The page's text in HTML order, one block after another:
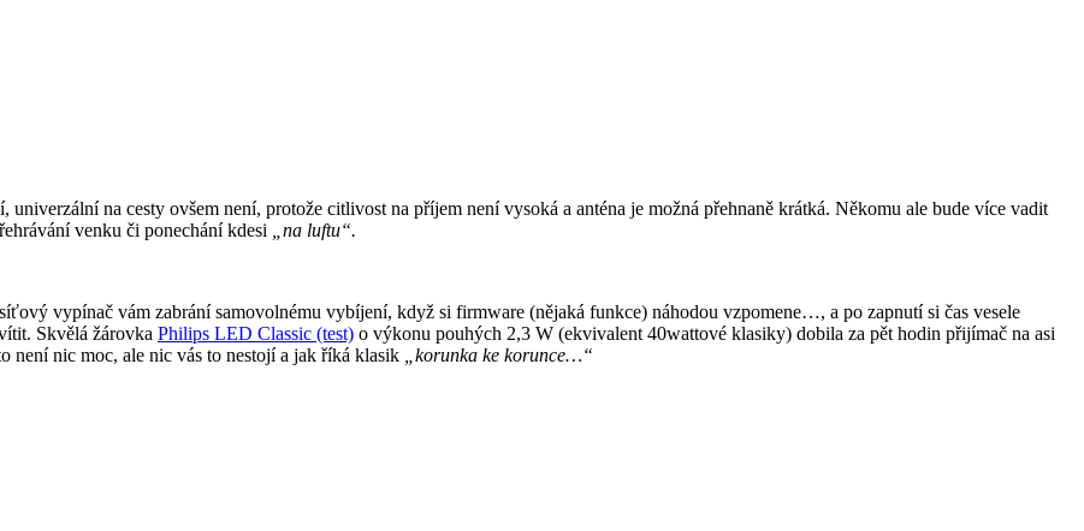
na cesty ovšem není, protože citlivost na příjem není vysoká a anténa je možná přehnaně krátká. Někomu ale bude více vadit
venku či ponechání kdesi „na luftu“.
síťový vypínač vám zabrání samovolnému vybíjení, když si firmware (nějaká funkce) náhodou vzpomene…, a po zapnutí si čas vesele
Skvělá žárovka Philips LED Classic (test) o výkonu pouhých 2,3 W (ekvivalent 40wattové klasiky) dobila za pět hodin přijímač na asi
není nic moc, ale nic vás to nestojí a jak říká klasik „korunka ke korunce…“